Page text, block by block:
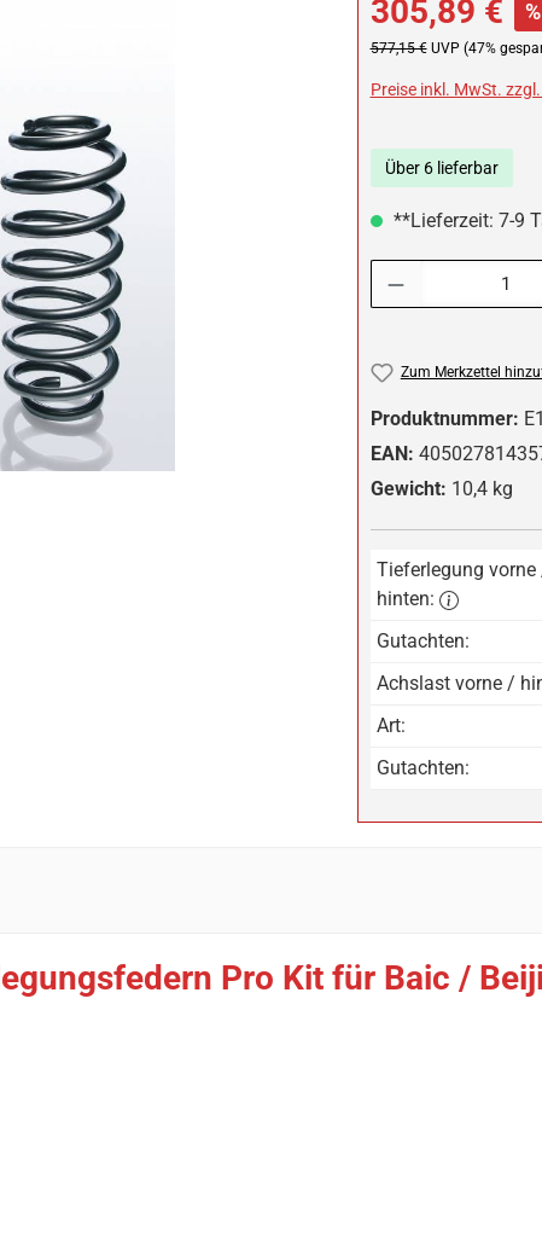
305,89 € %
Regulärer Preis:
577,15 € UVP (47%
Preise inkl. MwSt.
Über 6 lieferbar
**Lieferzeit: 7-9
Zum Merkzettel
Produktnummer:
EAN:
Gewicht: 10,4 kg
Tieferlegung vorne
hinten:
Gutachten:
Achslast vorne /
Art:
Gutachten:
Pro Kit für Baic /